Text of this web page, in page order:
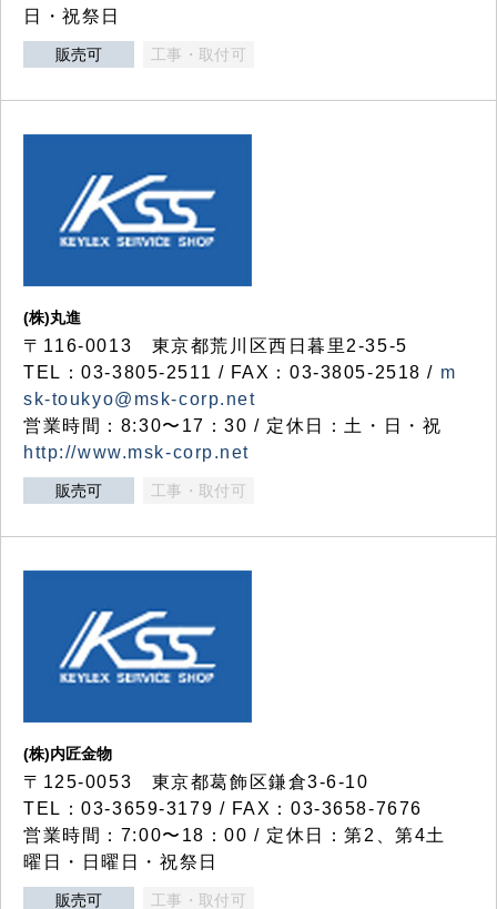
日・祝祭日
販売可 工事・取付可
(株)丸進
〒116-0013 東京都荒川区西日暮里2-35-5
TEL：03-3805-2511 / FAX：03-3805-2518 / m
sk-toukyo@msk-corp.net
営業時間：8:30〜17：30 / 定休日：土・日・祝
http://www.msk-corp.net
販売可 工事・取付可
(株)内匠金物
〒125-0053 東京都葛飾区鎌倉3-6-10
TEL：03-3659-3179 / FAX：03-3658-7676
営業時間：7:00〜18：00 / 定休日：第2、第4土
曜日・日曜日・祝祭日
販売可 工事・取付可